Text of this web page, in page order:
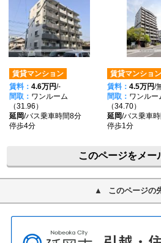
賃貸マンション
賃料： 4.6万円/-
間取： ワンルーム
（31.96）
延岡/バス乗車時間8分
停歩4分
賃貸マンション
賃料： 4.5万円/
間取： ワンルー
（34.70）
延岡/バス乗車
停歩1分
このページをメー
このページの